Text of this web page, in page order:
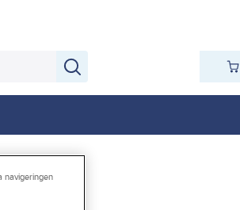
navigeringen